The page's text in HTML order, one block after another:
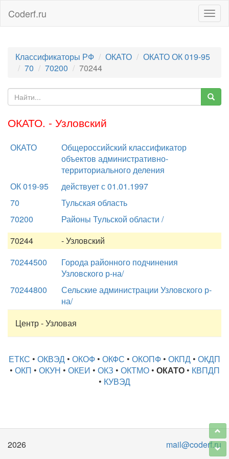
Coderf.ru
Классификаторы РФ ОКАТО
ОКАТО ОК 019-95
70
70200 70244
ОКАТО. - Узловский
ОКАТО
Общероссийский классификатор
объектов административно-
территориального деления
ОК 019-95
действует с 01.01.1997
70
Тульская область
70200
Районы Тульской области /
70244
- Узловский
70244500
Города районного подчинения
Узловского р-на/
70244800
Сельские администрации Узловского р-
на/
Центр - Узловая
ЕТКС • ОКВЭД • ОКОФ • ОКФС • ОКОПФ • ОКПД • ОКДП
• ОКП • ОКУН • ОКЕИ • ОКЗ • ОКТМО• ОКАТО• КВПДП
• КУВЭД
2026 mail@coderf.ru